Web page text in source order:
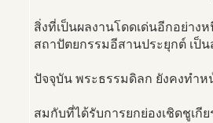
สิ่งที่เป็นผลงานโดดเด่นอีกอย่าง
สถาปัตยกรรมอีสานประยุกต์ เป็
ปัจจุบัน พระธรรมดิลก ยังคงทำ
สมกับที่ได้รับการยกย่องเชิดชูเกี